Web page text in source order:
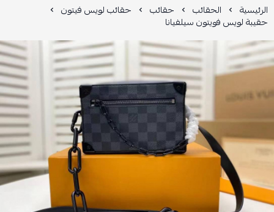
الرئيسية الحقائب حقائب حقائب لويس فيتون
حقيبة لويس فويتون سيلفيانا